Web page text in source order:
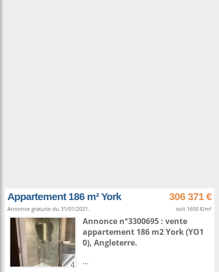
Appartement 186 m² York 306 371 €
Annonce gratuite du 31/01/2021. soit 1650 €/m²
4
Annonce n°3300695 : vente
appartement 186 m2York(YO1
0), Angleterre.
...